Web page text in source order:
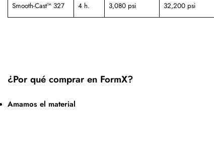
Smooth-Cast™ 327 4 h. 3,080 psi 32,200 psi
¿Por qué comprar en FormX?
Amamos el material